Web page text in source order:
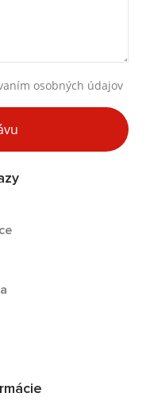
osobných údajov